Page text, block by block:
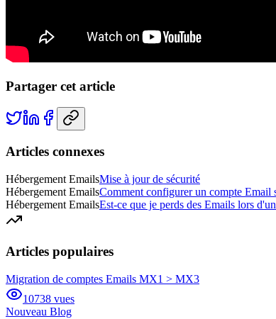
Partager cet article
Articles connexes
Hébergement EmailsMise à jour de sécurité
Hébergement EmailsComment configurer un compte Email
Hébergement EmailsEst-ce que je perds des Emails lors
Articles populaires
Migration de comptes Emails MX1 > MX3
10738 vues
Nouveau Blog